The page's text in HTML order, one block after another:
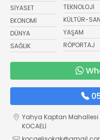
SİYASET
EKONOMİ
DÜNYA
SAĞLIK
TEKNOLOJİ
KÜLTÜR-
YAŞAM
RÖPORTAJ
Yahya Kaptan
KOCAELİ